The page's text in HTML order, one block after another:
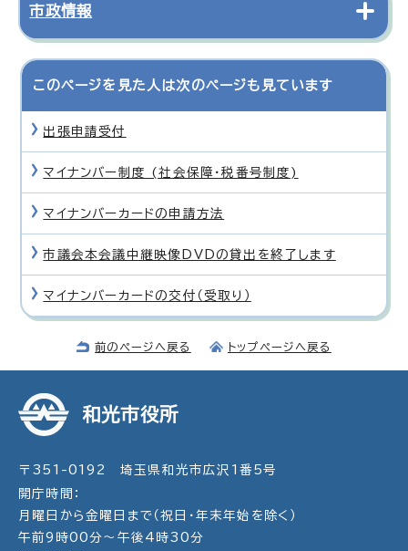
市政情報
このページを見た人は次のページも見ています
出張申請受付
マイナンバー制度 (社会保障・税番号制度)
マイナンバーカードの申請方法
市議会本会議中継映像DVDの貸出を終了します
マイナンバーカードの交付（受取り）
前のページへ戻る トップページへ戻る
和光市役所
〒351-0192 埼玉県和光市広沢1番5号
開庁時間：
月曜日から金曜日まで（祝日・年末年始を除く）
午前9時00分～午後4時30分